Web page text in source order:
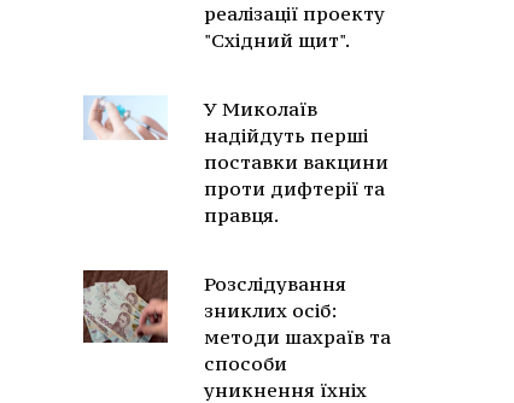
реалізації проекту
"Східний щит".
У Миколаїв
надійдуть перші
поставки вакцини
проти дифтерії та
правця.
Розслідування
зниклих осіб:
методи шахраїв та
способи
уникнення їхніх